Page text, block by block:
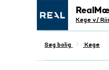
Køge v/
Søg bolig Køge